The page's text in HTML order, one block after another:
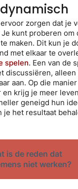
zorgen dat je
kunt proberen om
maken. Dit kun je
met elkaar te
spelen. Een van de
discussiëren, alleen
aan. Op die
en krijg je meer
geneigd hun
je het resultaat
is de reden dat
niet werken?